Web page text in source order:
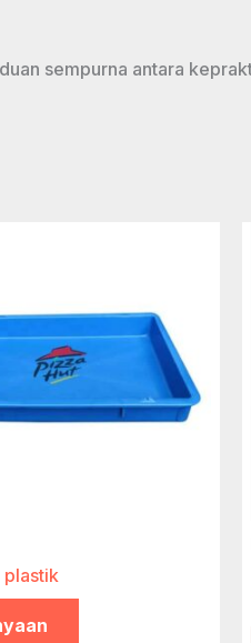
sempurna antara
plastik